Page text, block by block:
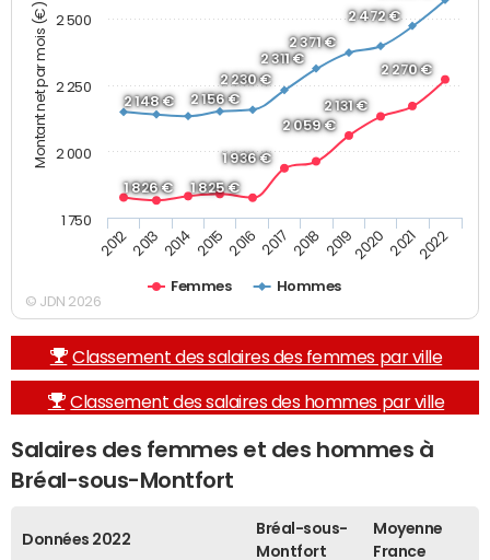
Montant net par mois (€)
1 826 € 1 825 €
1 936 €
2 059 €
2 131 €
2 270 €
2 148 € 2 156 €
2 230 €
2 311 €
2 371 €
2 472 €
Femmes Hommes
2012 2013 2014 2015 2016 2017 2018 20192020 20212022
1 750
2 000
2 250
2 500
© JDN 2026
Classement des salaires des femmes par ville
Classement des salaires des hommes par ville
Salaires des femmes et des hommes à
Bréal-sous-Montfort
Données 2022
Bréal-sous-
Montfort
Moyenne
France